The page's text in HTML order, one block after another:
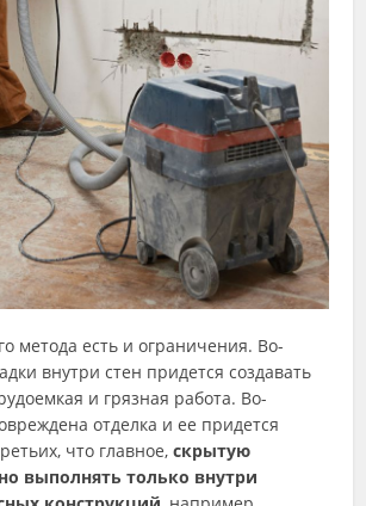
метода есть и ограничения. Во-
внутри стен придется создавать
и грязная работа. Во-
отделка и ее придется
что главное,скрытую
выполнять только внутри